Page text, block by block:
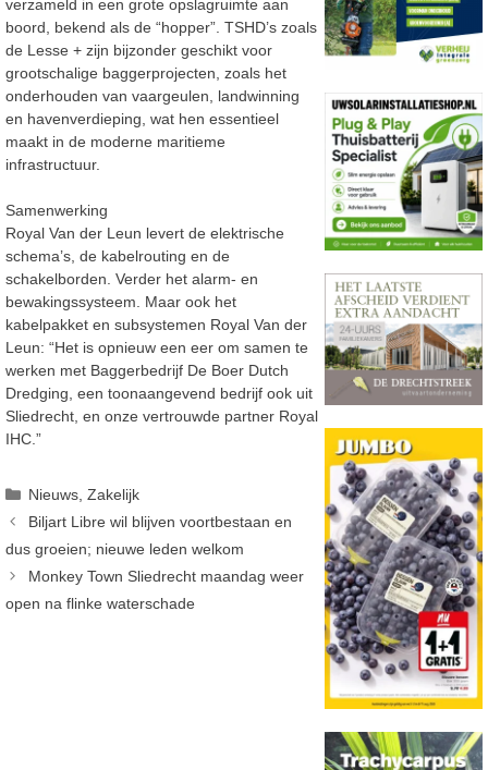
verzameld in een grote opslagruimte aan
boord, bekend als de “hopper”. TSHD’s zoals
de Lesse + zijn bijzonder geschikt voor
grootschalige baggerprojecten, zoals het
onderhouden van vaargeulen, landwinning
en havenverdieping, wat hen essentieel
maakt in de moderne maritieme
infrastructuur.
Samenwerking
Royal Van der Leun levert de elektrische
schema’s, de kabelrouting en de
schakelborden. Verder het alarm- en
bewakingssysteem. Maar ook het
kabelpakket en subsystemen Royal Van der
Leun: “Het is opnieuw een eer om samen te
werken met Baggerbedrijf De Boer Dutch
Dredging, een toonaangevend bedrijf ook uit
Sliedrecht, en onze vertrouwde partner Royal
IHC.”
Categorieën
Nieuws,Zakelijk
Biljart Libre wil blijven voortbestaan en
dus groeien; nieuwe leden welkom
Monkey Town Sliedrecht maandag weer
open na flinke waterschade